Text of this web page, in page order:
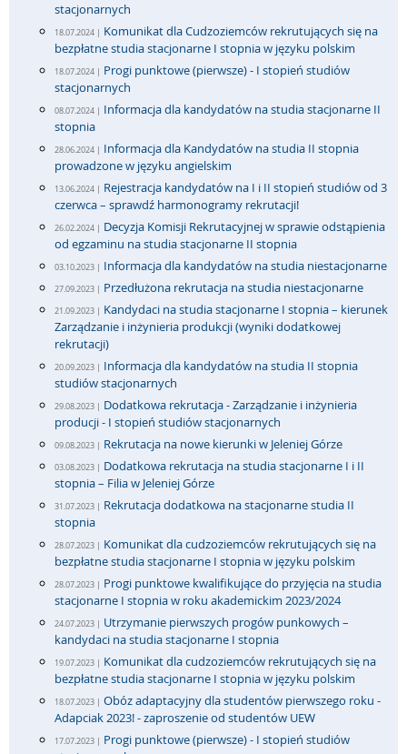
stacjonarnych
18.07.2024 | Komunikat dla Cudzoziemców rekrutujących się na
bezpłatne studia stacjonarne I stopnia w języku polskim
18.07.2024 | Progi punktowe (pierwsze) - I stopień studiów
stacjonarnych
08.07.2024 | Informacja dla kandydatów na studia stacjonarne II
stopnia
28.06.2024 | Informacja dla Kandydatów na studia II stopnia
prowadzone w języku angielskim
13.06.2024 | Rejestracja kandydatów na I i II stopień studiów od 3
czerwca – sprawdź harmonogramy rekrutacji!
26.02.2024 | Decyzja Komisji Rekrutacyjnej w sprawie odstąpienia
od egzaminu na studia stacjonarne II stopnia
03.10.2023 | Informacja dla kandydatów na studia niestacjonarne
27.09.2023 | Przedłużona rekrutacja na studia niestacjonarne
21.09.2023 | Kandydaci na studia stacjonarne I stopnia – kierunek
Zarządzanie i inżynieria produkcji (wyniki dodatkowej
rekrutacji)
20.09.2023 | Informacja dla kandydatów na studia II stopnia
studiów stacjonarnych
29.08.2023 | Dodatkowa rekrutacja - Zarządzanie i inżynieria
producji - I stopień studiów stacjonarnych
09.08.2023 | Rekrutacja na nowe kierunki w Jeleniej Górze
03.08.2023 | Dodatkowa rekrutacja na studia stacjonarne I i II
stopnia – Filia w Jeleniej Górze
31.07.2023 | Rekrutacja dodatkowa na stacjonarne studia II
stopnia
28.07.2023 | Komunikat dla cudzoziemców rekrutujących się na
bezpłatne studia stacjonarne I stopnia w języku polskim
28.07.2023 | Progi punktowe kwalifikujące do przyjęcia na studia
stacjonarne I stopnia w roku akademickim 2023/2024
24.07.2023 | Utrzymanie pierwszych progów punkowych –
kandydaci na studia stacjonarne I stopnia
19.07.2023 | Komunikat dla cudzoziemców rekrutujących się na
bezpłatne studia stacjonarne I stopnia w języku polskim
18.07.2023 | Obóz adaptacyjny dla studentów pierwszego roku -
Adapciak 2023! - zaproszenie od studentów UEW
17.07.2023 | Progi punktowe (pierwsze) - I stopień studiów